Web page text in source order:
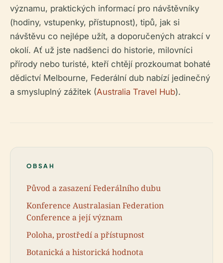
významu, praktických informací pro návštěvníky
(hodiny, vstupenky, přístupnost), tipů, jak si
návštěvu co nejlépe užít, a doporučených atrakcí v
okolí. Ať už jste nadšenci do historie, milovníci
přírody nebo turisté, kteří chtějí prozkoumat bohaté
dědictví Melbourne, Federální dub nabízí jedinečný
a smysluplný zážitek (Australia Travel Hub).
OBSAH
Původ a zasazení Federálního dubu
Konference Australasian Federation
Conference a její význam
Poloha, prostředí a přístupnost
Botanická a historická hodnota